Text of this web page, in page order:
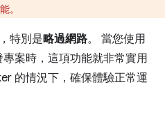
。
特別是略過網路。 當您使用
案時，這項功能就非常實用
的情況下，確保體驗正常運